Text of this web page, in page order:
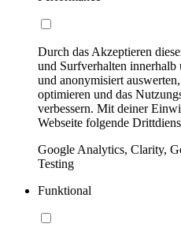
Durch das Akzeptieren
und Surfverhalten innerhalb
und anonymisiert
optimieren und das
verbessern. Mit deiner
Webseite folgende
Google Analytics, Clarity,
Testing
Funktional